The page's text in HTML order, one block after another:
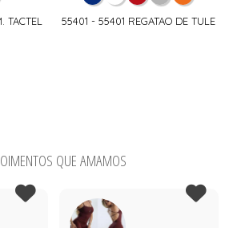
TACTEL 55401 - 55401 REGATAO DE TULE
QUE AMAMOS